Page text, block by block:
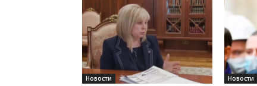
Новости Новости